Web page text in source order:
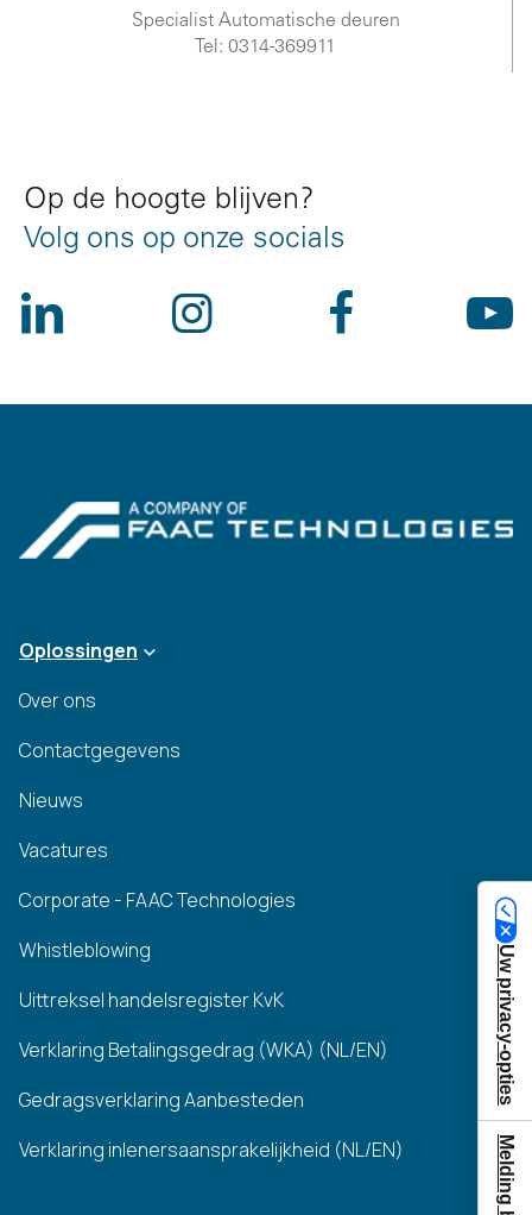
Specialist Automatische deuren
Tel: 0314-369911
Op de hoogte blijven?
Volg ons op onze socials
Oplossingen
Over ons
Contactgegevens
Nieuws
Vacatures
Corporate - FAAC Technologies
Whistleblowing
Uittreksel handelsregister KvK
Verklaring Betalingsgedrag (WKA) (NL/EN)
Gedragsverklaring Aanbesteden
Verklaring inlenersaansprakelijkheid (NL/EN)
Uw privacy-opties